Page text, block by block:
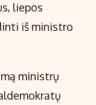
liepos
iš ministro
ministrų